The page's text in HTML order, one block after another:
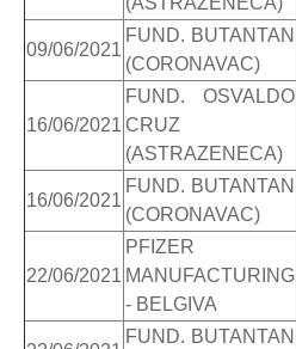
09/06/2021
FUND. BUTANTAN
(CORONAVAC)
16/06/2021
FUND. OSVALDO
CRUZ
(ASTRAZENECA)
16/06/2021
FUND. BUTANTAN
(CORONAVAC)
22/06/2021
PFIZER
MANUFACTURING
- BELGIVA
FUND. BUTANTAN